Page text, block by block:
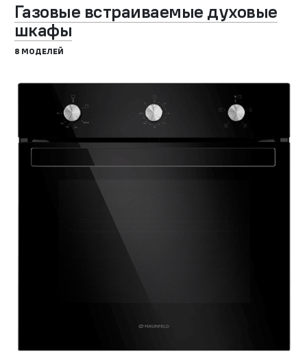
Газовые встраиваемые духовые
шкафы
8 МОДЕЛЕЙ